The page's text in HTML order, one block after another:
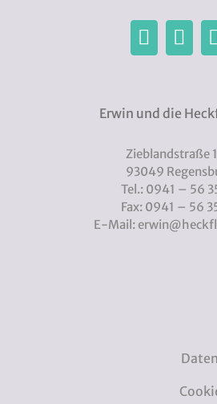
Erwin und die
Zieblandstraße
93049
Tel.: 0941 – 56
Fax: 0941 – 56
E-Mail: